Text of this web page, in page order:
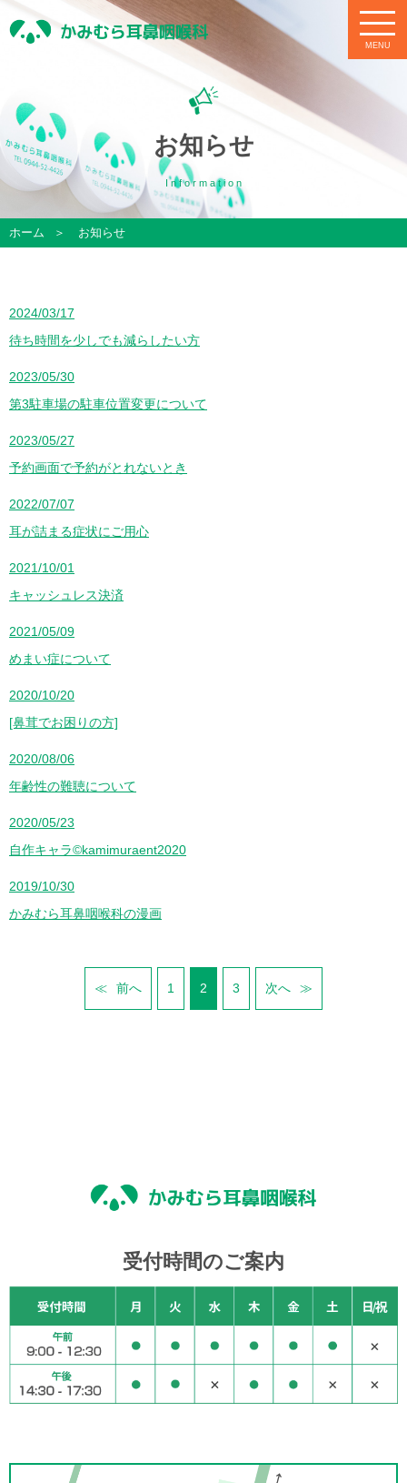
お知らせ
I n f o r m a t i o n
ホーム お知らせ
2024/03/17
待ち時間を少しでも減らしたい方
2023/05/30
第3駐車場の駐車位置変更について
2023/05/27
予約画面で予約がとれないとき
2022/07/07
耳が詰まる症状にご用心
2021/10/01
キャッシュレス決済
2021/05/09
めまい症について
2020/10/20
[鼻茸でお困りの方]
2020/08/06
年齢性の難聴について
2020/05/23
自作キャラ©kamimuraent2020
2019/10/30
かみむら耳鼻咽喉科の漫画
前へ 1 2 3 次へ
受付時間のご案内